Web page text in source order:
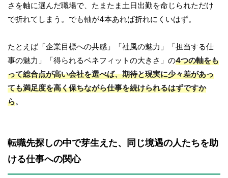
さを軸に選んだ職場で、たまたま土日出勤を命じられただけ
で折れてしまう。でも軸が4本あれば折れにくいはず。
たとえば「企業目標への共感」「社風の魅力」「担当する仕
事の魅力」「得られるベネフィットの大きさ」の4つの軸をも
って総合点が高い会社を選べば、期待と現実に少々差があっ
ても満足度を高く保ちながら仕事を続けられるはずですか
ら。
転職先探しの中で芽生えた、同じ境遇の人たちを助
ける仕事への関心